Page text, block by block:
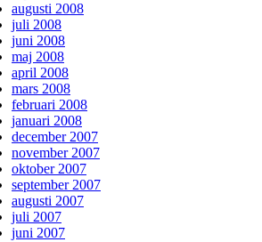
augusti 2008
juli 2008
juni 2008
maj 2008
april 2008
mars 2008
februari 2008
januari 2008
december 2007
november 2007
oktober 2007
september 2007
augusti 2007
juli 2007
juni 2007